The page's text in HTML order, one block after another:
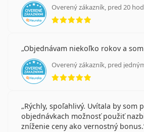
Overený zákazník, pred 20
hodnotenie 5
Objednávam niekoľko rokov a
Overený zákazník, pred
hodnotenie 5
Rýchly, spoľahlivý. Uvítala by som
objednávkach možnosť použiť
zníženie ceny ako vernostný bonus.